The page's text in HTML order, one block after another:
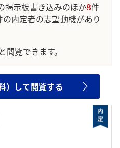
掲示板書き込みのほか8件
の内定者の志望動機があり
閲覧できます。
）して閲覧する